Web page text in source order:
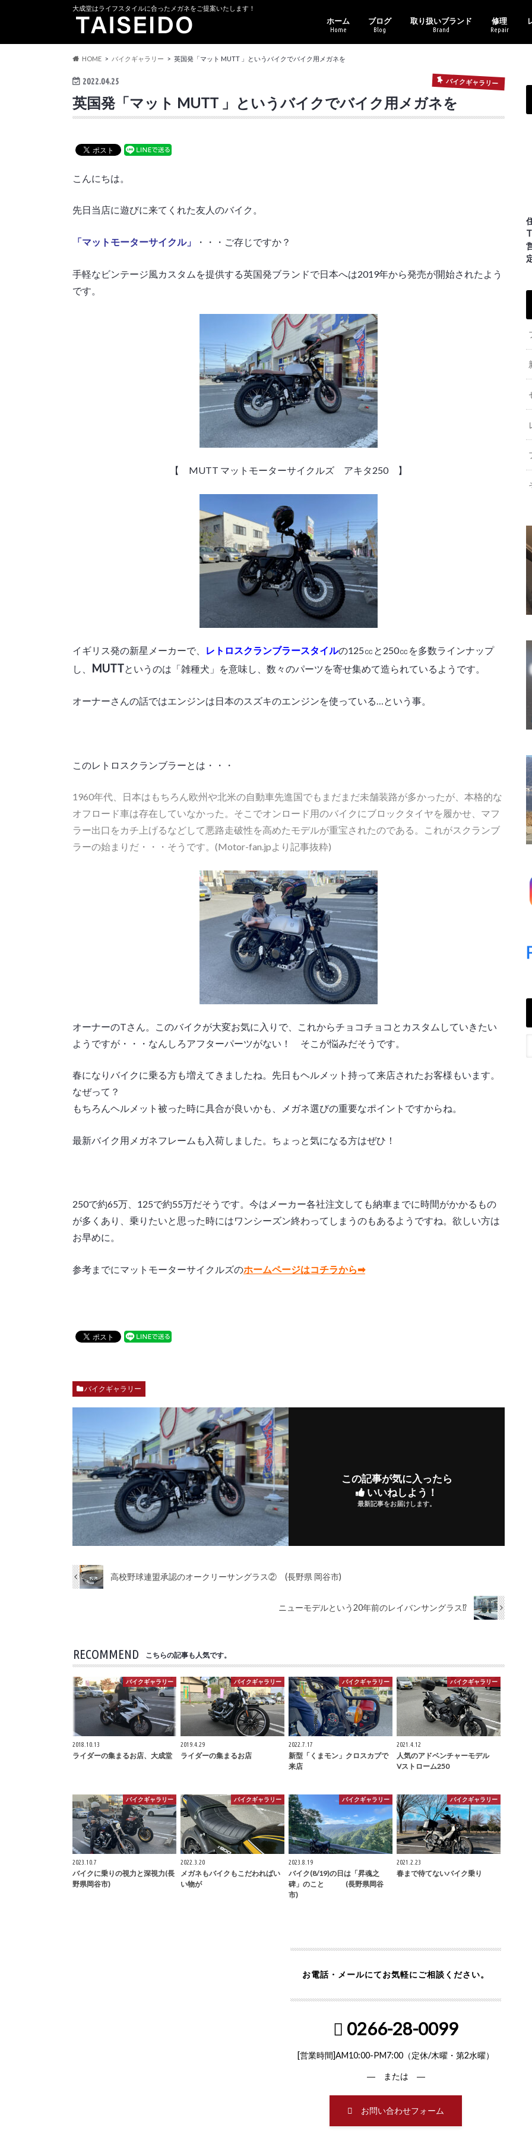
大成堂はライフスタイルに合ったメガネをご提案いたします！
ホーム
Home
ブログ
Blog
取り扱いブランド
Brand
修理
Repair
HOME バイクギャラリー 英国発「マット MUTT 」というバイクでバイク用メガネを
2022.04.25 バイクギャラリー
英国発「マット MUTT 」というバイクでバイク用メガネを
こんにちは。
先日当店に遊びに来てくれた友人のバイク。
「マットモーターサイクル」 ・・・ご存じですか？
手軽なビンテージ風カスタムを提供する英国発ブランドで日本へは2019年から発売が開始されたよう
です。
【 MUTT マットモーターサイクルズ アキタ250 】
イギリス発の新星メーカーで、 レトロスクランブラースタイルの125㏄と250㏄を多数ラインナップ
し、
MUTTというのは「雑種犬」を意味し、数々のパーツを寄せ集めて造られているようです。
オーナーさんの話ではエンジンは日本のスズキのエンジンを使っている…という事。
このレトロスクランブラーとは・・・
1960年代、日本はもちろん欧州や北米の自動車先進国でもまだまだ未舗装路が多かったが、本格的な
オフロード車は存在していなかった。そこでオンロード用のバイクにブロックタイヤを履かせ、マフ
ラー出口をカチ上げるなどして悪路走破性を高めたモデルが重宝されたのである。これがスクランブ
ラーの始まりだ・・・そうです。(Motor-fan.jpより記事抜粋)
オーナーのTさん。このバイクが大変お気に入りで、これからチョコチョコとカスタムしていきたい
ようですが・・・なんしろアフターパーツがない！ そこが悩みだそうです。
春になりバイクに乗る方も増えてきましたね。先日もヘルメット持って来店されたお客様もいます。
なぜって？
もちろんヘルメット被った時に具合が良いかも、メガネ選びの重要なポイントですからね。
最新バイク用メガネフレームも入荷しました。ちょっと気になる方はぜひ！
250で約65万、125で約55万だそうです。今はメーカー各社注文しても納車までに時間がかかるもの
が多くあり、乗りたいと思った時にはワンシーズン終わってしまうのもあるようですね。欲しい方は
お早めに。
参考までにマットモーターサイクルズのホームページはコチラから➡
バイクギャラリー
この記事が気に入ったら
いいねしよう！
最新記事をお届けします。
高校野球連盟承認のオークリーサングラス② (長野県 岡谷市)
ニューモデルという20年前のレイバンサングラス⁉
RECOMMEND こちらの記事も人気です。
バイクギャラリー
2018.10.13
ライダーの集まるお店、大成堂
バイクギャラリー
2019.4.29
ライダーの集まるお店
バイクギャラリー
2022.7.17
新型「くまモン」クロスカブで
来店
バイクギャラリー
2021.4.12
人気のアドベンチャーモデル
Vストローム250
バイクギャラリー
2023.10.7
バイクに乗りの視力と深視力(長
野県岡谷市)
バイクギャラリー
2022.3.20
メガネもバイクもこだわればい
い物が
バイクギャラリー
2023.8.19
バイク(8/19)の日は「昇魂之
碑」のこと (長野県岡谷
市)
バイクギャラリー
2021.2.23
春まで待てないバイク乗り
お電話・メールにてお気軽にご相談ください。
0266-28-0099
[営業時間]AM10:00-PM7:00（定休/木曜・第2水曜）
― または ―
お問い合わせフォーム